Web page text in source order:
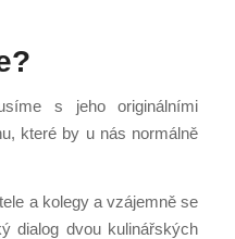
s jeho originálními
které by u nás normálně
a kolegy a vzájemně se
dialog dvou kulinářských